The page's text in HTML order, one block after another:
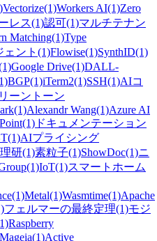
Vectorize(1)Workers AI(1)Zero
レス(1)認可(1)マルチテナン
Matching(1)Type
ェント (1)Flowise(1)SynthID(1)
Google Drive(1)DALL-
BGP(1)iTerm2(1)SSH(1)AIコ
ーントーン
(1)Alexandr Wang(1)Azure AI
(1) ドキュメンテーション
(1)AIプライシング
理研(1)素粒子(1)ShowDoc(1)ニ
(1)IoT(1)スマートホーム
(1)Metal(1)Wasmtime(1)Apache
フェルマーの最終定理(1)モジ
Raspberry
Mageia(1)Active